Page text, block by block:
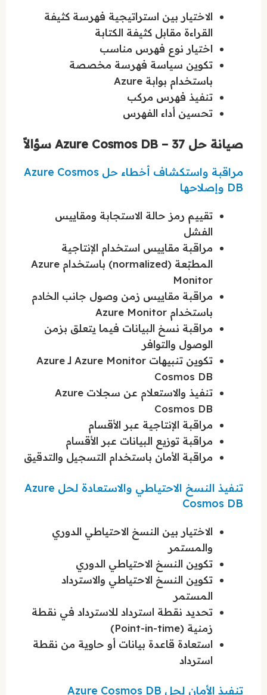
الاختيار بين استراتيجية فهرسة كثيفة
القراءة مقابل كثيفة الكتابة
اختيار نوع فهرس مناسب
تكوين سياسة فهرسة مخصصة
باستخدام بوابة Azure
تنفيذ فهرس مركب
تحسين أداء الفهرس
صيانة حل Azure Cosmos DB – 37 سؤالاً
مراقبة واستكشاف أخطاء حل Azure Cosmos
DB وإصلاحها
تقييم رمز حالة الاستجابة ومقاييس
الفشل
مراقبة مقاييس استخدام الإنتاجية
المطبّعة (normalized) باستخدام Azure
Monitor
مراقبة مقاييس زمن وصول جانب الخادم
باستخدام Azure Monitor
مراقبة نسخ البيانات فيما يتعلق بزمن
الوصول والتوافر
تكوين تنبيهات Azure Monitor لـ Azure
Cosmos DB
تنفيذ والاستعلام عن سجلات Azure
Cosmos DB
مراقبة الإنتاجية عبر الأقسام
مراقبة توزيع البيانات عبر الأقسام
مراقبة الأمان باستخدام التسجيل والتدقيق
تنفيذ النسخ الاحتياطي والاستعادة لحل Azure
Cosmos DB
الاختيار بين النسخ الاحتياطي الدوري
والمستمر
تكوين النسخ الاحتياطي الدوري
تكوين النسخ الاحتياطي والاسترداد
المستمر
تحديد نقطة استرداد للاسترداد في نقطة
زمنية (Point-in-time)
استعادة قاعدة بيانات أو حاوية من نقطة
استرداد
تنفيذ الأمان لحل Azure Cosmos DB